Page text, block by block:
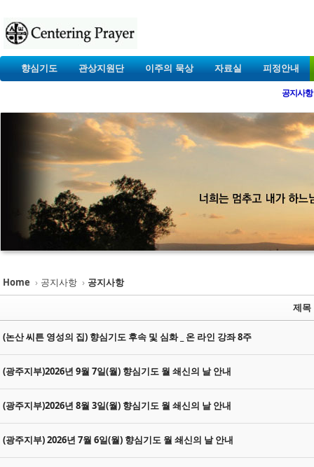
향심기도 관상지원단 이주의 묵상 자료실 피정안내
공지사항
Home › 공지사항 › 공지사항
제목
(논산 씨튼 영성의 집) 향심기도 후속 및 심화 _ 온 라인 강좌 8주
(광주지부)2026년 9월 7일(월) 향심기도 월 쇄신의 날 안내
(광주지부)2026년 8월 3일(월) 향심기도 월 쇄신의 날 안내
(광주지부) 2026년 7월 6일(월) 향심기도 월 쇄신의 날 안내
Sketchbook5, 스케치북5
Sketchbook5, 스케치북5
Sketchbook5, 스케치북5
Sketchbook5, 스케치북5